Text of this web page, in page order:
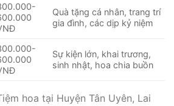
Quà tặng cá nhân, trang trí
gia đình, các dịp kỷ niệm
Sự kiện lớn, khai trương,
sinh nhật, hoa chia buồn
hoa tại Huyện Tân Uyên, Lai